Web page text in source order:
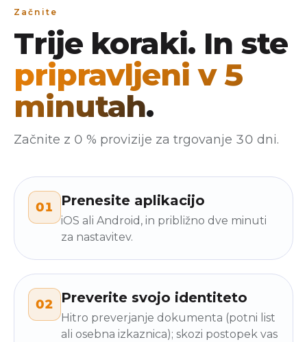
Začnite
Trije koraki. In ste
pripravljeni v 5
minutah.
Začnite z 0 % provizije za trgovanje 30 dni.
01 Prenesite aplikacijo
iOS ali Android, in približno dve minuti
za nastavitev.
02 Preverite svojo identiteto
Hitro preverjanje dokumenta (potni list
ali osebna izkaznica); skozi postopek vas